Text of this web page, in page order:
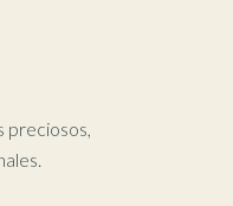
preciosos,